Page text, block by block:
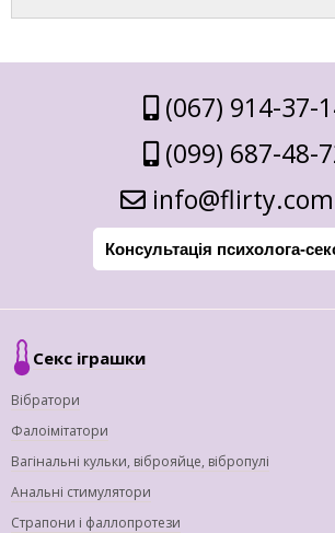
(067) 914-37-
(099) 687-48-
Консультація психолога-
Секс іграшки
Вібратори
Фалоімітатори
Вагінальні кульки, віброяйце, вібропулі
Анальні стимулятори
Страпони і фаллопротези